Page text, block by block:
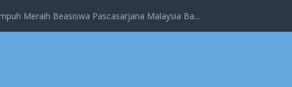
Meraih Beasiswa Pascasarjana Malaysia Ba...